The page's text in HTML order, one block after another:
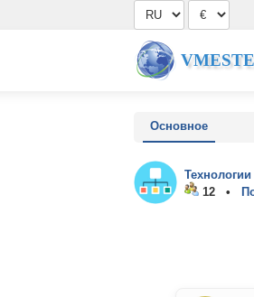
Основное
12 •